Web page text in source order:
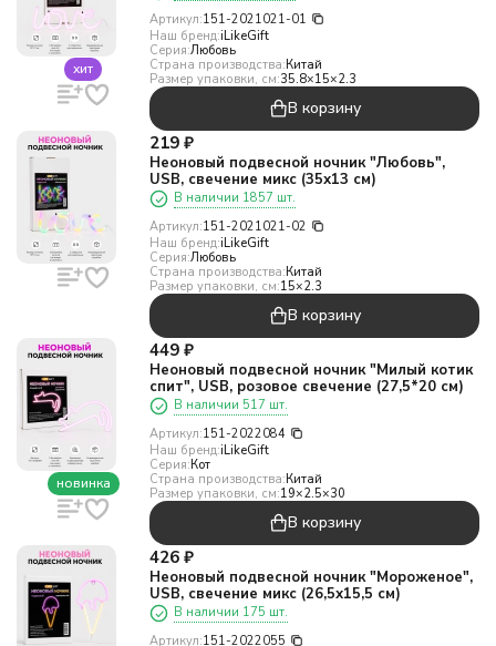
хит
Артикул:151-2021021-01
Наш бренд:iLikeGift
Серия:Любовь
Страна производства:Китай
Размер упаковки, см:35.8×15×2.3
В корзину
219 ₽
Неоновый подвесной ночник "Любовь",
USB, свечение микс (35х13 см)
В наличии 1857 шт.
Артикул:151-2021021-02
Наш бренд:iLikeGift
Серия:Любовь
Страна производства:Китай
Размер упаковки, см:15×2.3
В корзину
новинка
449 ₽
Неоновый подвесной ночник "Милый котик
спит", USB, розовое свечение (27,5*20 см)
В наличии 517 шт.
Артикул:151-2022084
Наш бренд:iLikeGift
Серия:Кот
Страна производства:Китай
Размер упаковки, см:19×2.5×30
В корзину
426 ₽
Неоновый подвесной ночник "Мороженое",
USB, свечение микс (26,5х15,5 см)
В наличии 175 шт.
Артикул:151-2022055